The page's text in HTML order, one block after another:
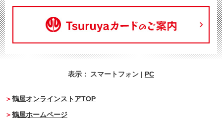
表示： スマートフォン | PC
鶴屋オンラインストアTOP
鶴屋ホームページ